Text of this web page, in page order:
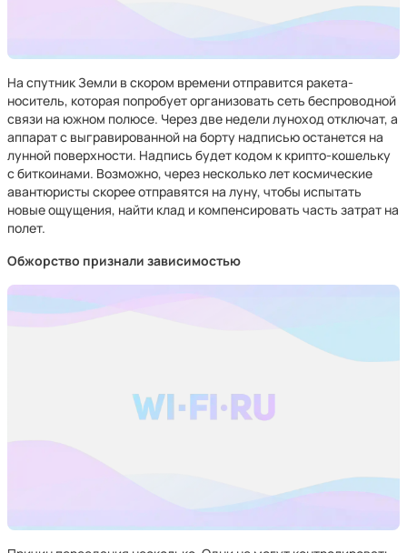
На спутник Земли в скором времени отправится ракета-
носитель, которая попробует организовать сеть беспроводной
связи на южном полюсе. Через две недели луноход отключат, а
аппарат с выгравированной на борту надписью останется на
лунной поверхности. Надпись будет кодом к крипто-кошельку
с биткоинами. Возможно, через несколько лет космические
авантюристы скорее отправятся на луну, чтобы испытать
новые ощущения, найти клад и компенсировать часть затрат на
полет.
Обжорство признали зависимостью